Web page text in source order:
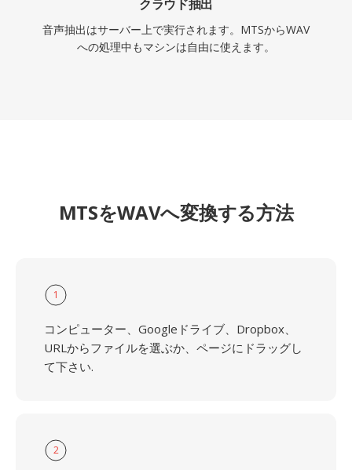
クラウド抽出
音声抽出はサーバー上で実行されます。MTSからWAV
への処理中もマシンは自由に使えます。
MTSをWAVへ変換する方法
1
コンピューター、Googleドライブ、Dropbox、
URLからファイルを選ぶか、ページにドラッグし
て下さい.
2